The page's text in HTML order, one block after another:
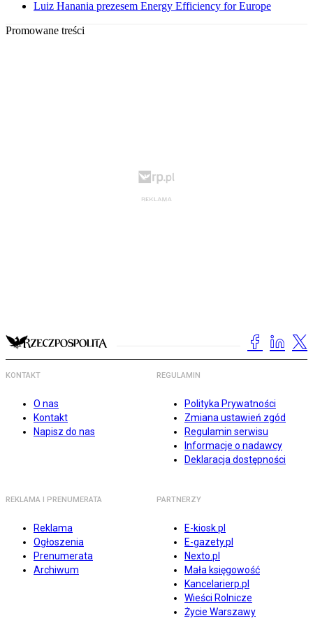
Luiz Hanania prezesem Energy Efficiency for Europe
Promowane treści
KONTAKT
O nas
Kontakt
Napisz do nas
REGULAMIN
Polityka Prywatności
Zmiana ustawień zgód
Regulamin serwisu
Informacje o nadawcy
Deklaracja dostępności
REKLAMA I PRENUMERATA
Reklama
Ogłoszenia
Prenumerata
Archiwum
PARTNERZY
E-kiosk.pl
E-gazety.pl
Nexto.pl
Mała księgowość
Kancelarierp.pl
Wieści Rolnicze
Życie Warszawy